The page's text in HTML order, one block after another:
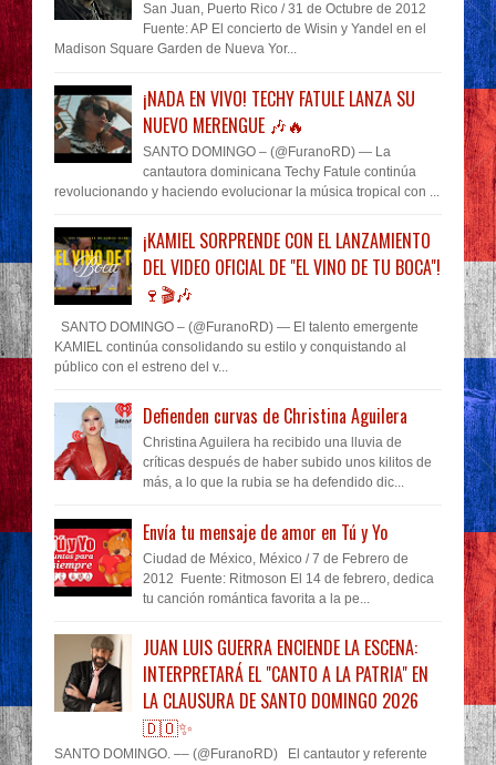
San Juan, Puerto Rico / 31 de Octubre de 2012
Fuente: AP El concierto de Wisin y Yandel en el
Madison Square Garden de Nueva Yor...
¡NADA EN VIVO! TECHY FATULE LANZA SU
NUEVO MERENGUE 🎶🔥
SANTO DOMINGO – (@FuranoRD) — La
cantautora dominicana Techy Fatule continúa
revolucionando y haciendo evolucionar la música tropical con ...
¡KAMIEL SORPRENDE CON EL LANZAMIENTO
DEL VIDEO OFICIAL DE "EL VINO DE TU BOCA"!
🍷🎬🎶
SANTO DOMINGO – (@FuranoRD) — El talento emergente
KAMIEL continúa consolidando su estilo y conquistando al
público con el estreno del v...
Defienden curvas de Christina Aguilera
Christina Aguilera ha recibido una lluvia de
críticas después de haber subido unos kilitos de
más, a lo que la rubia se ha defendido dic...
Envía tu mensaje de amor en Tú y Yo
Ciudad de México, México / 7 de Febrero de
2012 Fuente: Ritmoson El 14 de febrero, dedica
tu canción romántica favorita a la pe...
JUAN LUIS GUERRA ENCIENDE LA ESCENA:
INTERPRETARÁ EL "CANTO A LA PATRIA" EN
LA CLAUSURA DE SANTO DOMINGO 2026
🇩🇴✨
SANTO DOMINGO. –– (@FuranoRD) El cantautor y referente